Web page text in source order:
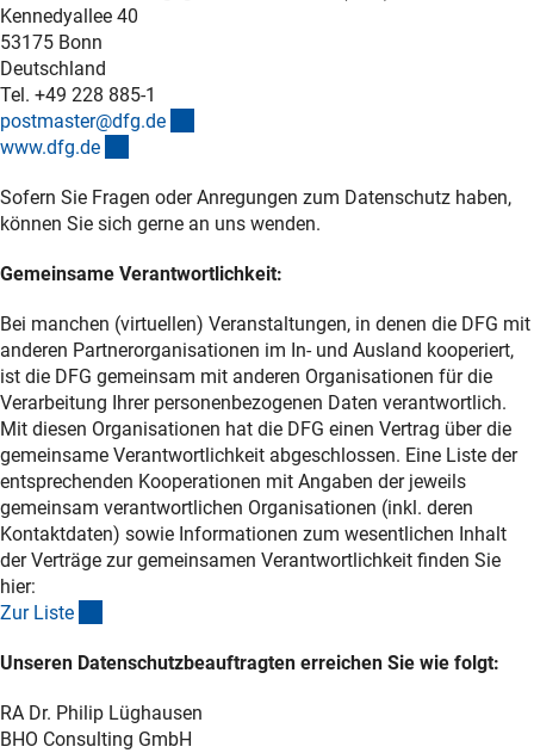
Kennedyallee 40
53175 Bonn
Deutschland
Tel. +49 228 885-1
postmaster@dfg.de
www.dfg.de
Sofern Sie Fragen oder Anregungen zum Datenschutz haben,
können Sie sich gerne an uns wenden.
Gemeinsame Verantwortlichkeit:
Bei manchen (virtuellen) Veranstaltungen, in denen die DFG mit
anderen Partnerorganisationen im In- und Ausland kooperiert,
ist die DFG gemeinsam mit anderen Organisationen für die
Verarbeitung Ihrer personenbezogenen Daten verantwortlich.
Mit diesen Organisationen hat die DFG einen Vertrag über die
gemeinsame Verantwortlichkeit abgeschlossen. Eine Liste der
entsprechenden Kooperationen mit Angaben der jeweils
gemeinsam verantwortlichen Organisationen (inkl. deren
Kontaktdaten) sowie Informationen zum wesentlichen Inhalt
der Verträge zur gemeinsamen Verantwortlichkeit finden Sie
hier:
Zur Liste
Unseren Datenschutzbeauftragten erreichen Sie wie folgt:
RA Dr. Philip Lüghausen
BHO Consulting GmbH